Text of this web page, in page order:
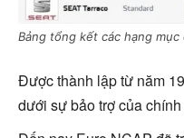
Bảng tổng kết các hạng mục
Được thành lập từ năm
dưới sự bảo trợ của